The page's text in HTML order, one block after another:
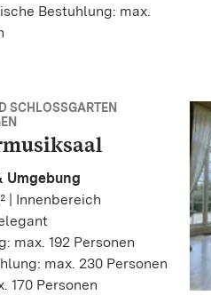
Bestuhlung: max.
SCHLOSSGARTEN
Umgebung
| Innenbereich
max. 192 Personen
max. 230 Personen
170 Personen